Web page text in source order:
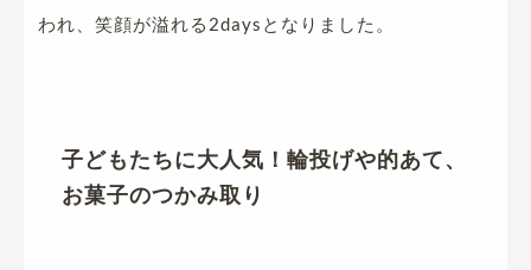
われ、笑顔が溢れる2daysとなりました。
子どもたちに大人気！輪投げや的あて、
お菓子のつかみ取り